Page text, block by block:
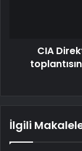
CIA
İlgili